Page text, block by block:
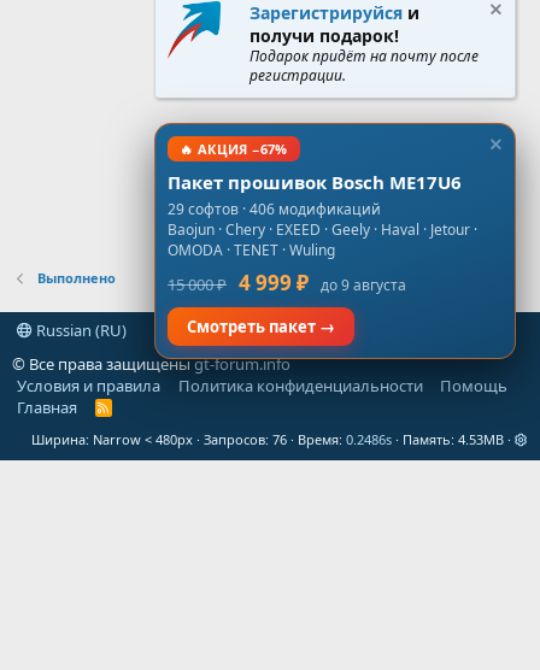
Выполнено
Russian (RU)
© Все права защищеныgt-forum.info
Условия и правила
Политика конфиденциальности
Помощь
Главная
R
S
Ширина Запросов 76 Время 0.2486s Память 4.53MB
Зарегистрируйся и
получи подарок!
Подарок придёт на почту после
регистрации.
🔥 АКЦИЯ −67%
Пакет прошивок Bosch ME17U6
29 софтов · 406 модификаций
Baojun · Chery · EXEED · Geely · Haval · Jetour ·
OMODA · TENET · Wuling
15 000 ₽ 4 999 ₽ до 9 августа
Смотреть пакет →